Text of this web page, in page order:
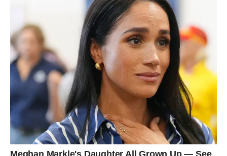
mirniji i sigurniji u sebe.
Ključ moći:
Budite ono što jeste, bez glume – ljudi to sada
prepoznaju.
RAK – Moć emocija i unutrašnje
sigurnosti
Rak ulazi u fazu u kojoj emocije postaju izvor snage, a ne
slabosti. Moćni dani donoseisceljenje, emotivno
razjašnjenje i osećaj da ste konačno zaštićeni, bilo kroz